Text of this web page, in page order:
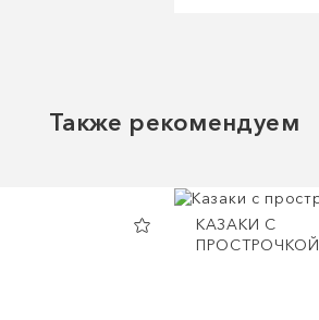
Также рекомендуем
КАЗАКИ С
ПРОСТРОЧКОЙ